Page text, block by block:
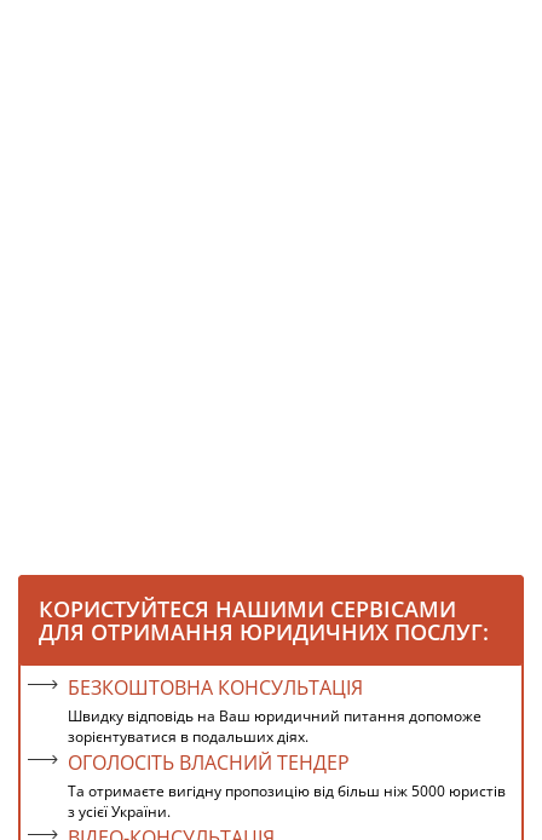
КОРИСТУЙТЕСЯ НАШИМИ СЕРВІСАМИ
ДЛЯ ОТРИМАННЯ ЮРИДИЧНИХ ПОСЛУГ:
БЕЗКОШТОВНА КОНСУЛЬТАЦІЯ
Швидку відповідь на Ваш юридичний питання допоможе
зорієнтуватися в подальших діях.
ОГОЛОСІТЬ ВЛАСНИЙ ТЕНДЕР
Та отримаєте вигідну пропозицію від більш ніж 5000 юристів
з усієї України.